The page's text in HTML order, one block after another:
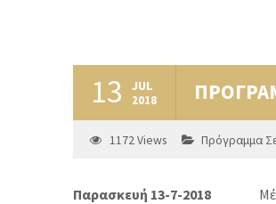
13 JUL
2018
1172Views Πρόγραμμα
Παρασκευή 13-7-2018